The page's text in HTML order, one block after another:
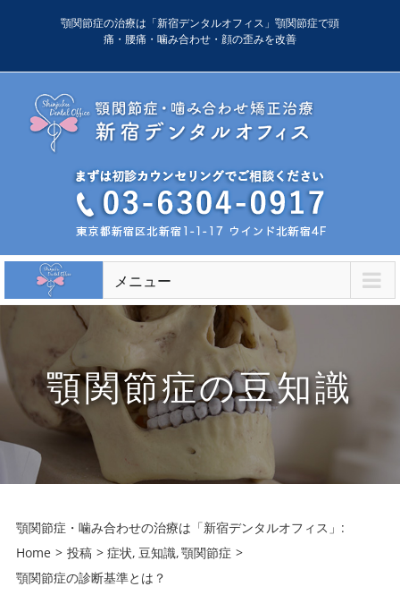
顎関節症の治療は「新宿デンタルオフィス」顎関節症で頭
痛・腰痛・噛み合わせ・顔の歪みを改善
メニュー
顎関節症の豆知識
顎関節症・噛み合わせの治療は「新宿デンタルオフィス」:
Home
投稿 症状 豆知識 顎関節症
顎関節症の診断基準とは？